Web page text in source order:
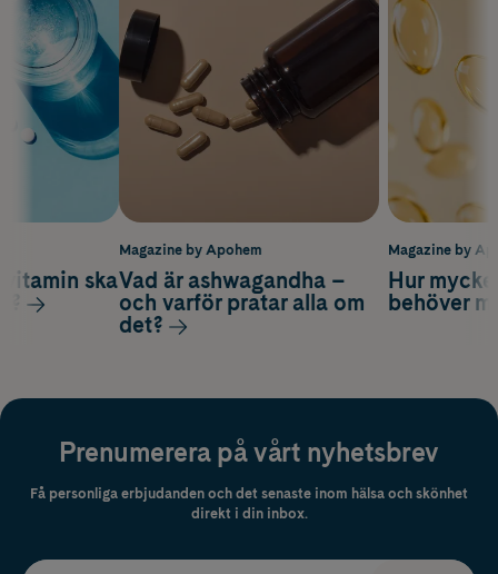
Magazine by
Hur
behöver
ska
Magazine by Apohem
Vad är ashwagandha –
och varför pratar alla om
det?
Prenumerera på vårt nyhetsbrev
Få personliga erbjudanden och det senaste inom hälsa och skönhet
direkt i din inbox.